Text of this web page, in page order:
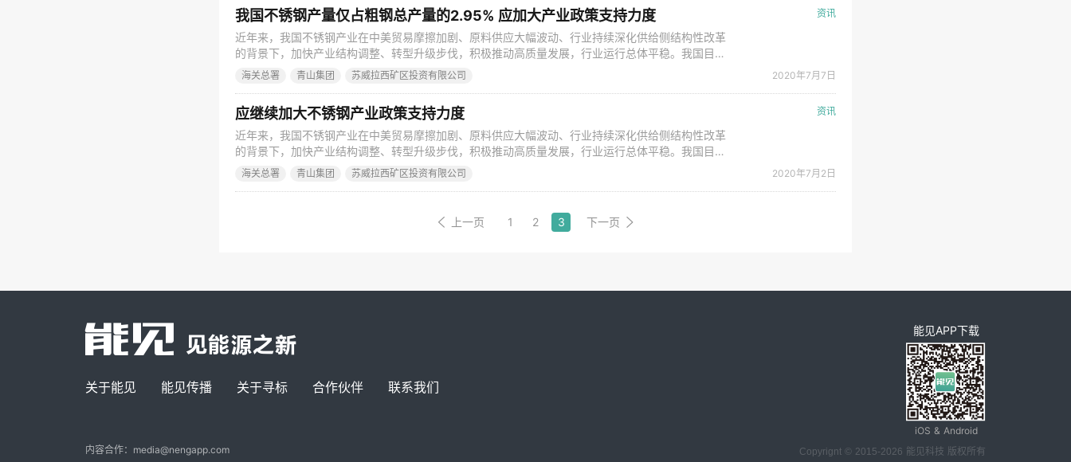
资讯
我国不锈钢产量仅占粗钢总产量的2.95% 应加大产业政策支持力度
近年来，我国不锈钢产业在中美贸易摩擦加剧、原料供应大幅波动、行业持续深化供给侧结构性改革
的背景下，加快产业结构调整、转型升级步伐，积极推动高质量发展，行业运行总体平稳。我国目前
已成为世界不锈钢第一大国。2019年，我国不锈钢粗钢产量占全球的56.3%。 随着国际经济贸易形
势变化更加复杂，国际竞争格局不断发生新的演变，特别是随着亚洲贸易一体化、投资一体化进一步
海关总署 青山集团 苏威拉西矿区投资有限公司 2020年7月7日
资讯
应继续加大不锈钢产业政策支持力度
近年来，我国不锈钢产业在中美贸易摩擦加剧、原料供应大幅波动、行业持续深化供给侧结构性改革
的背景下，加快产业结构调整、转型升级步伐，积极推动高质量发展，行业运行总体平稳。我国目前
已成为世界不锈钢第一大国。2019年，我国不锈钢粗钢产量占全球的56.3%。 随着国际经济贸易形
势变化更加复杂，国际竞争格局不断发生新的演变，特别是随着亚洲贸易一体化、投资一体化进一步
海关总署 青山集团 苏威拉西矿区投资有限公司 2020年7月2日
上一页 1 2 3 下一页
能见APP下载
iOS & Android
Copyrignt © 2015-2026 能见科技 版权所有
关于能见 能见传播 关于寻标 合作伙伴 联系我们
内容合作：media@nengapp.com